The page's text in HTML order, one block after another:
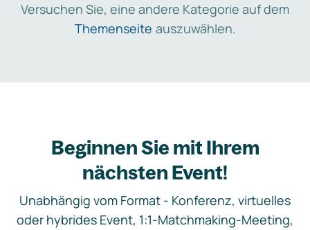
Versuchen Sie, eine andere Kategorie auf dem
Themenseite auszuwählen.
Beginnen Sie mit Ihrem
nächsten Event!
Unabhängig vom Format - Konferenz, virtuelles
oder hybrides Event, 1:1-Matchmaking-Meeting,